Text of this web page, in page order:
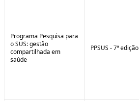
Programa Pesquisa para
o SUS: gestão
compartilhada em
saúde
PPSUS - 7ª edição